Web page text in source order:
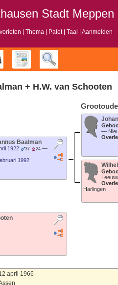
Stadt Meppen
Thema Palet Taal Aanmelden
Kalender Rapporten
+ H.W. van Schooten
Baalman
1922 37 24 —
1992
—
Harlingen
april 1966